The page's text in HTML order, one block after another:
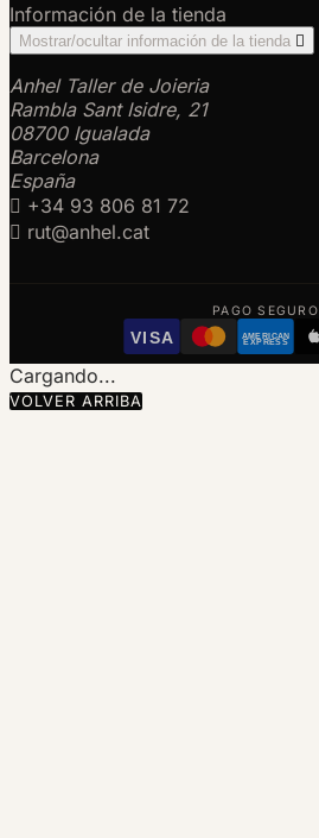
Información de la tienda
Mostrar/ocultar información de la tienda 
Anhel Taller de Joieria
Rambla Sant Isidre, 21
08700 Igualada
Barcelona
España
 +34 93 806 81 72
 rut@anhel.cat
PAGO SEGURO
VISA AMERICAN
EXPRESS
Cargando...
VOLVER ARRIBA